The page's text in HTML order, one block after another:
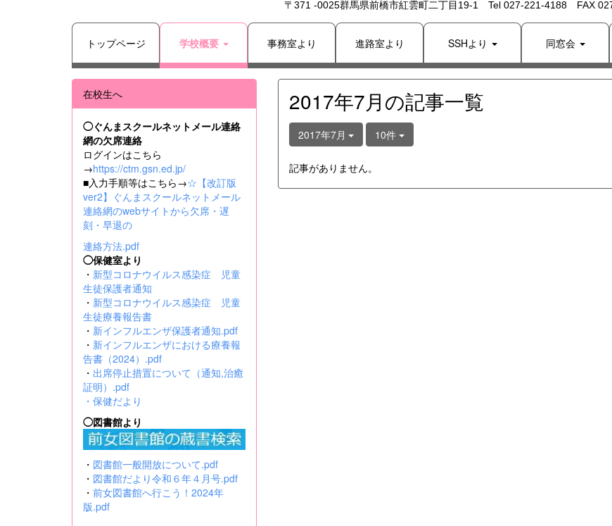
〒371 -0025群馬県前橋市紅雲町二丁目19-1 Tel 027-221-4188 FAX
トップページ 学校概要 事務室より 進路室より SSHより 同窓会
2017年7月の記事一覧
2017年7月 10件
記事がありません。
在校生へ
◯ぐんまスクールネットメール連絡
網の欠席連絡
ログインはこちら
→https://ctm.gsn.ed.jp/
■入力手順等はこちら→☆【改訂版
ver2】ぐんまスクールネットメール
連絡網のwebサイトから欠席・遅
刻・早退の
連絡方法.pdf
◯保健室より
・ 新型コロナウイルス感染症 児童
生徒保護者通知
・ 新型コロナウイルス感染症 児童
生徒療養報告書
・ 新インフルエンザ保護者通知.pdf
・ 新インフルエンザにおける療養報
告書（2024）.pdf
・ 出席停止措置について（通知,治癒
証明）.pdf
・ 保健だより
◯図書館より
・ 図書館一般開放について.pdf
・ 図書館だより令和６年４月号.pdf
・ 前女図書館へ行こう！2024年
版.pdf